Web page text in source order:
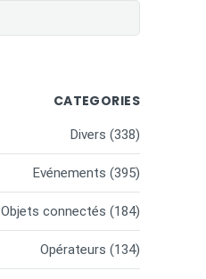
CATEGORIES
Divers (338)
Evénements (395)
Objets connectés (184)
Opérateurs (134)